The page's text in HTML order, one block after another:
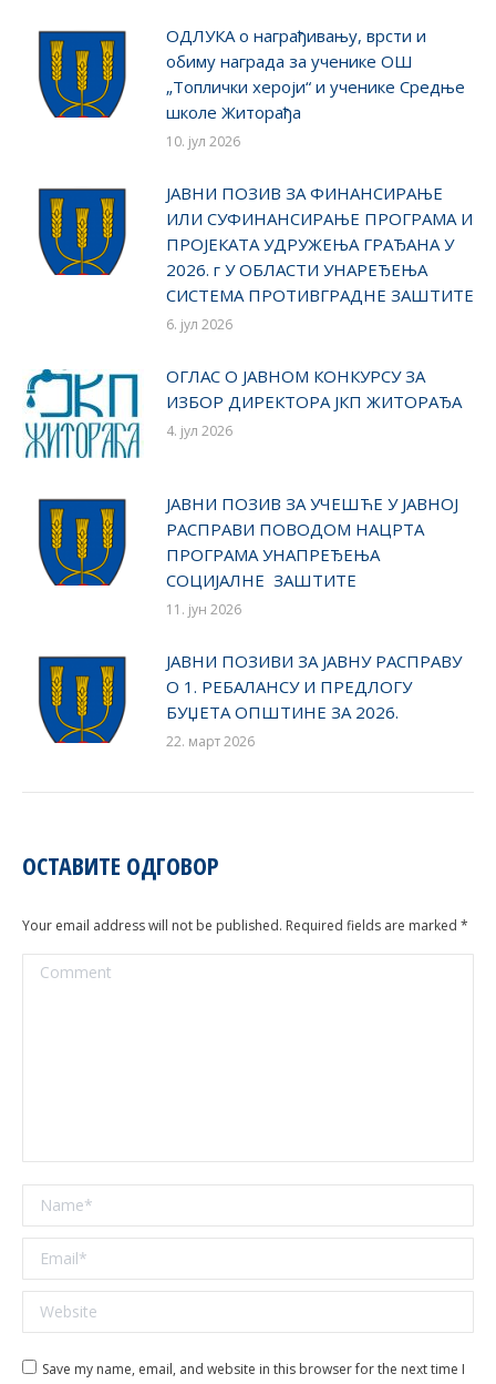
ОДЛУКA о награђивању, врсти и
обиму награда за ученике ОШ
„Топлички хероји“ и ученике Средње
школе Житорађа
10. јул 2026
ЈАВНИ ПОЗИВ ЗА ФИНАНСИРАЊЕ
ИЛИ СУФИНАНСИРАЊЕ ПРОГРАМА И
ПРОЈЕКАТА УДРУЖЕЊА ГРАЂАНА У
2026. г У ОБЛАСТИ УНАРЕЂЕЊА
СИСТЕМА ПРОТИВГРАДНЕ ЗАШТИТЕ
6. јул 2026
ОГЛАС О ЈАВНОМ КОНКУРСУ ЗА
ИЗБОР ДИРЕКТОРА ЈКП ЖИТОРАЂА
4. јул 2026
ЈАВНИ ПОЗИВ ЗА УЧЕШЋЕ У ЈАВНОЈ
РАСПРАВИ ПОВОДОМ НАЦРТА
ПРОГРАМА УНАПРЕЂЕЊА
СОЦИЈАЛНЕ ЗАШТИТЕ
11. јун 2026
ЈАВНИ ПОЗИВИ ЗА ЈАВНУ РАСПРАВУ
О 1. РЕБАЛАНСУ И ПРЕДЛОГУ
БУЏЕТА ОПШТИНЕ ЗА 2026.
22. март 2026
ОСТАВИТЕ ОДГОВОР
Your email address will not be published. Required fields are marked *
Comment
Name *
Email *
Website
Save my name, email, and website in this browser for the next time I